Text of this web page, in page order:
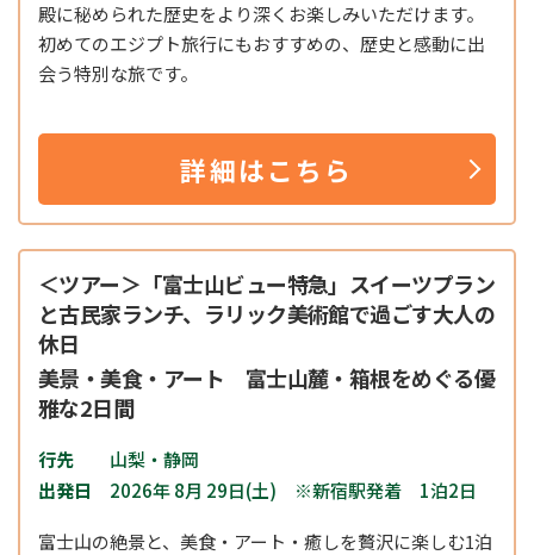
殿に秘められた歴史をより深くお楽しみいただけます。
初めてのエジプト旅行にもおすすめの、歴史と感動に出
会う特別な旅です。
詳細はこちら
＜ツアー＞「富士山ビュー特急」スイーツプラン
と古民家ランチ、ラリック美術館で過ごす大人の
休日
美景・美食・アート 富士山麓・箱根をめぐる優
雅な2日間
行先
山梨・静岡
出発日
2026年 8月 29日(土) ※新宿駅発着 1泊2日
富士山の絶景と、美食・アート・癒しを贅沢に楽しむ1泊